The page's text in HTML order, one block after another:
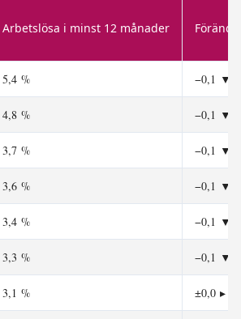
Arbetslösa i minst 12 månader
5,4 % −0,1 ▼
4,8 % −0,1 ▼
3,7 % −0,1 ▼
3,6 % −0,1 ▼
3,4 % −0,1 ▼
3,3 % −0,1 ▼
3,1 % ±0,0 ▸